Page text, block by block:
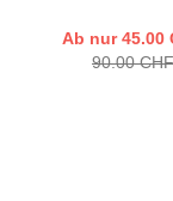
Ab nur 45.00
90.00 CHF